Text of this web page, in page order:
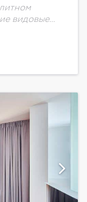
видовые
гостиная
отдельной